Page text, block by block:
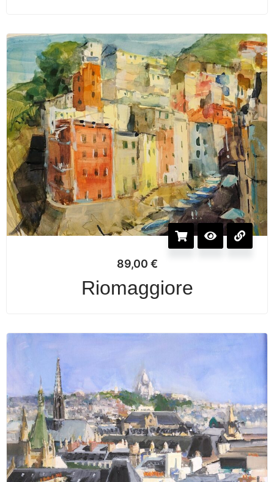
89,00 €
Riomaggiore